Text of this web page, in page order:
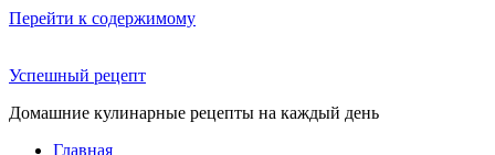
Перейти к содержимому
Успешный рецепт
Домашние кулинарные рецепты на каждый день
Главная